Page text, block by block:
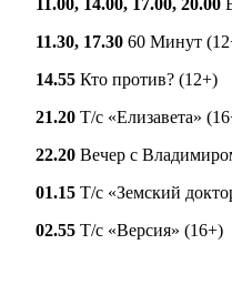
11.30, 17.30 60 Минут
14.55 Кто против? (12+)
21.20 Т/с «Елизавета»
22.20 Вечер с
01.15 Т/с «Земский
02.55 Т/с «Версия» (16+)